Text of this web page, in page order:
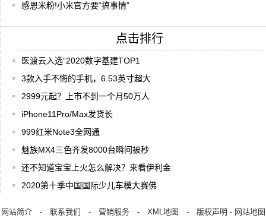
感恩米粉!小米官方要“搞事情”
点击排行
医渡云入选“2020数字基建TOP1
3款入手不悔的手机，6.53英寸超大
2999元起？上市不到一个月50万人
iPhone11Pro/Max发货长
999红米Note3全网通
魅族MX4三色齐发8000台瞬间被秒
还不知道宝宝上火怎么解决？来看伊利金
2020第十季中国国际少儿车模大赛佛
网站简介- 联系我们 - 营销服务- XML地图 - 版权声明 - 网站地图